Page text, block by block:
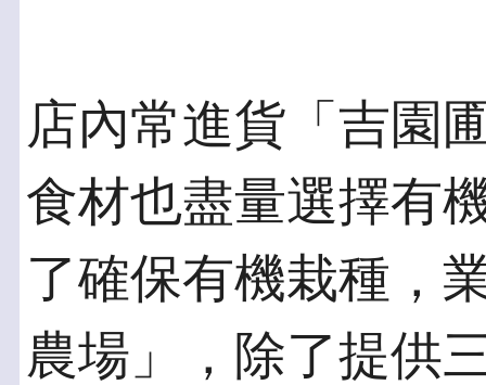
店內常進貨「吉園
食材也盡量選擇有
了確保有機栽種，
農場」，除了提供